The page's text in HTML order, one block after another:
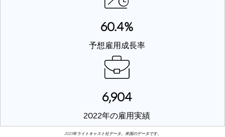
60.4%
予想雇用成長率
6,904
2022年の雇用実績
2023年ライトキャスト社データ。米国のデータです。